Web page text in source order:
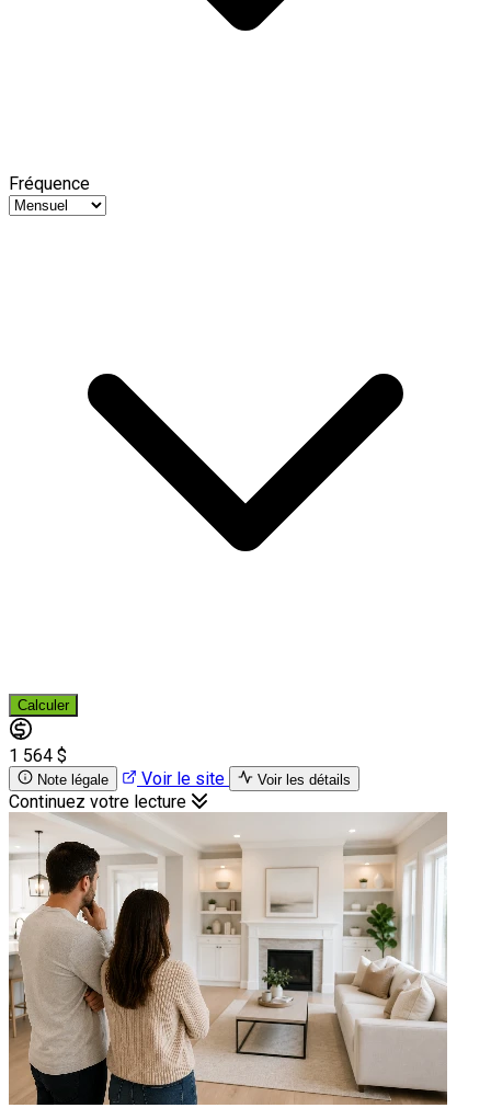
Fréquence
Calculer
1 564 $
Note légale Voir le site Voir les détails
Continuez votre lecture